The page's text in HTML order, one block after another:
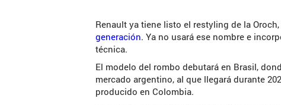
Renault ya tiene listo el restyling de la
generación. Ya no usará ese nombre e
técnica.
El modelo del rombo debutará en Brasil,
mercado argentino, al que llegará durante
producido en Colombia.